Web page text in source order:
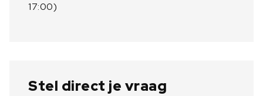
17:00)
Stel direct je vraag